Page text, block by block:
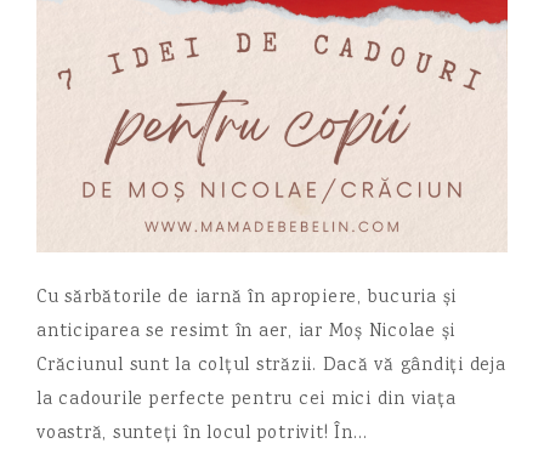
Cu sărbătorile de iarnă în apropiere, bucuria și
anticiparea se resimt în aer, iar Moș Nicolae și
Crăciunul sunt la colțul străzii. Dacă vă gândiți deja
la cadourile perfecte pentru cei mici din viața
voastră, sunteți în locul potrivit! În…